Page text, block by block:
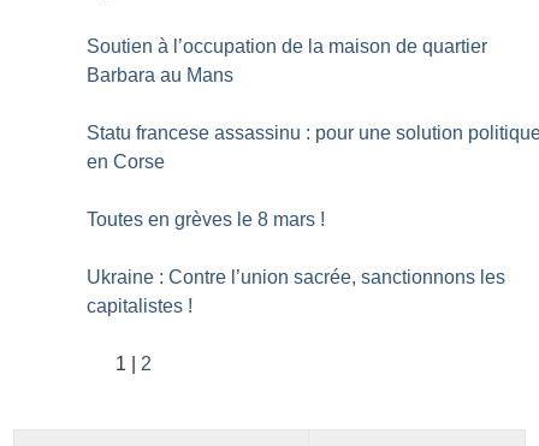
Soutien à l’occupation de la maison de quartier
Barbara au Mans
Statu francese assassinu : pour une solution
en Corse
Toutes en grèves le 8 mars !
Ukraine : Contre l’union sacrée, sanctionnons les
capitalistes !
1 2